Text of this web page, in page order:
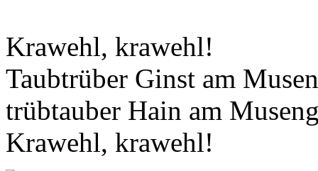
Krawehl, krawehl!
Taubtrüber Ginst am
trübtauber Hain am
Krawehl, krawehl!